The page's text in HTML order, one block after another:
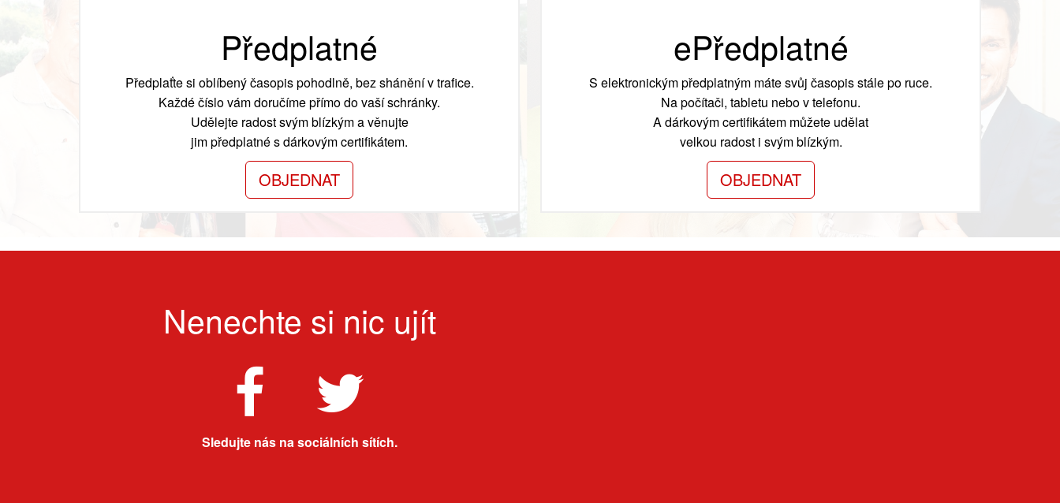
Předplatné
Předplaťte si oblíbený časopis pohodlně, bez shánění v trafice.
Každé číslo vám doručíme přímo do vaší schránky.
Udělejte radost svým blízkým a věnujte
jim předplatné s dárkovým certifikátem.
OBJEDNAT
ePředplatné
S elektronickým předplatným máte svůj časopis stále po ruce.
Na počítači, tabletu nebo v telefonu.
A dárkovým certifikátem můžete udělat
velkou radost i svým blízkým.
OBJEDNAT
Nenechte si nic ujít
Sledujte nás na sociálních sítích.